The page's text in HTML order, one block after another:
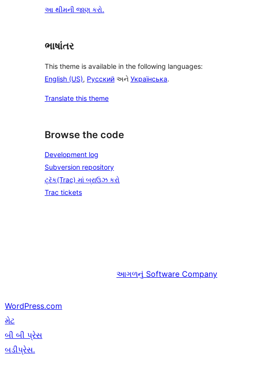
આ થીમની જાણ કરો.
ભાષાંતર
This theme is available in the following languages:
English (US), Русский અને Українська.
Translate this theme
Browse the code
Development log
Subversion repository
ટ્રૅક(Trac) માં બ્રાઉઝ કરો
Trac tickets
આગળનું Software Company
WordPress.com
મેટ
બી બી પ્રેસ
બડીપ્રેસ.